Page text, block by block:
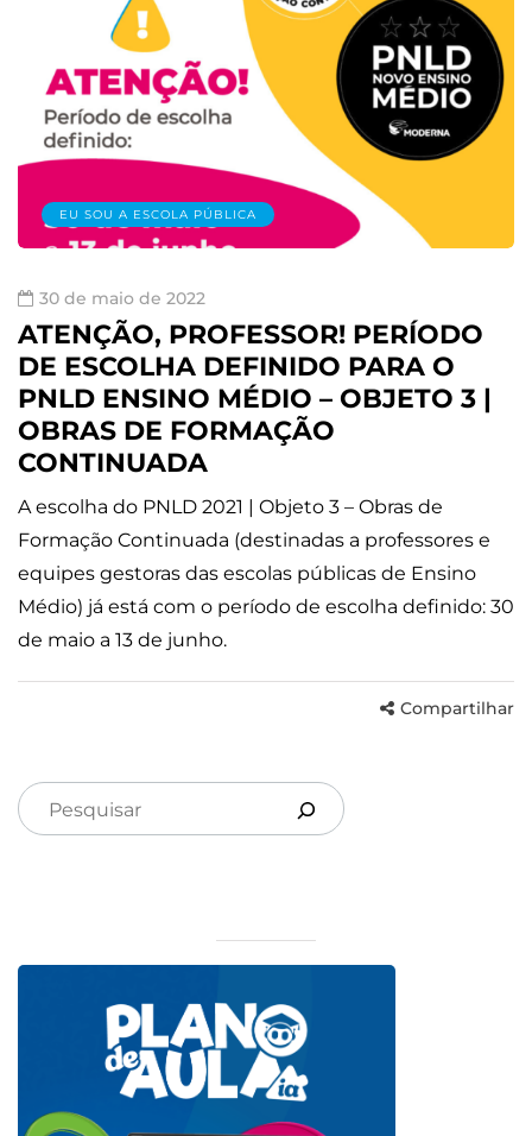
EU SOU A ESCOLA PÚBLICA
30 de maio de 2022
ATENÇÃO, PROFESSOR! PERÍODO
DE ESCOLHA DEFINIDO PARA O
PNLD ENSINO MÉDIO – OBJETO 3 |
OBRAS DE FORMAÇÃO
CONTINUADA
A escolha do PNLD 2021 | Objeto 3 – Obras de
Formação Continuada (destinadas a professores e
equipes gestoras das escolas públicas de Ensino
Médio) já está com o período de escolha definido: 30
de maio a 13 de junho.
Compartilhar